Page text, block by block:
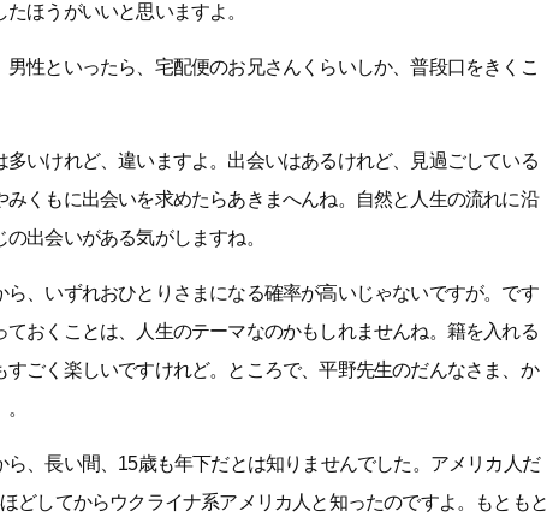
ほうがいいと思いますよ。
性といったら、宅配便のお兄さんくらいしか、普段口をきくこ
いけれど、違いますよ。出会いはあるけれど、見過ごしている
くもに出会いを求めたらあきまへんね。自然と人生の流れに沿
出会いがある気がしますね。
、いずれおひとりさまになる確率が高いじゃないですが。です
おくことは、人生のテーマなのかもしれませんね。籍を入れる
ごく楽しいですけれど。ところで、平野先生のだんなさま、か
、長い間、15歳も年下だとは知りませんでした。アメリカ人だ
どしてからウクライナ系アメリカ人と知ったのですよ。もともと